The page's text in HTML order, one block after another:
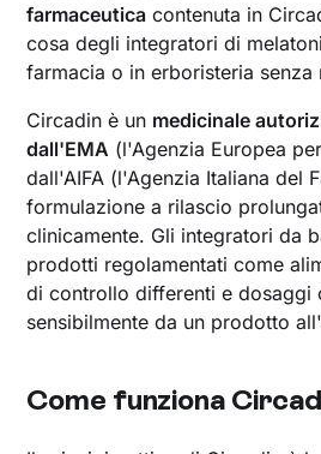
farmaceutica contenuta in
cosa degli integratori di
farmacia o in erboristeria senza
Circadin è un medicinale
dall'EMA (l'Agenzia Europea
dall'AIFA (l'Agenzia Italiana del
formulazione a rilascio
clinicamente. Gli integratori da
prodotti regolamentati come
di controllo differenti e dosaggi
sensibilmente da un prodotto
Come funziona